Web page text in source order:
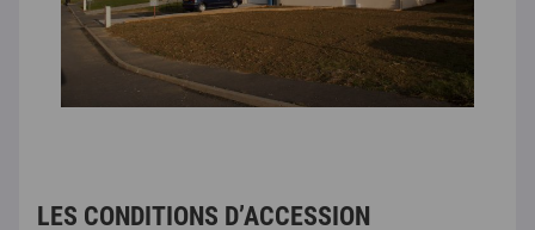
LES CONDITIONS D’ACCESSION